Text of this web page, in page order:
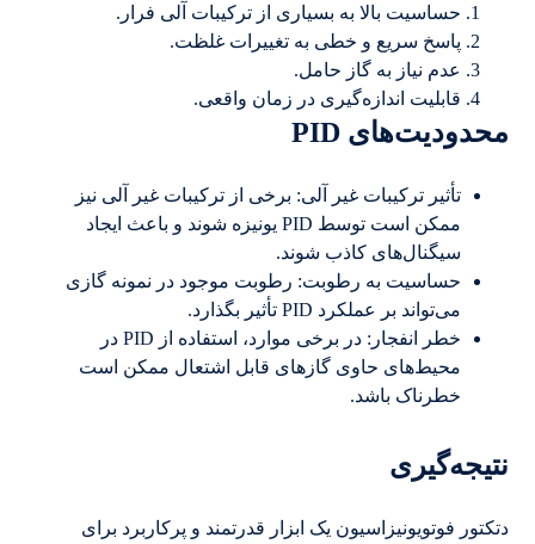
حساسیت بالا به بسیاری از ترکیبات آلی فرار.
پاسخ سریع و خطی به تغییرات غلظت.
عدم نیاز به گاز حامل.
قابلیت اندازه‌گیری در زمان واقعی.
محدودیت‌های PID
تأثیر ترکیبات غیر آلی: برخی از ترکیبات غیر آلی نیز
ممکن است توسط PID یونیزه شوند و باعث ایجاد
سیگنال‌های کاذب شوند.
حساسیت به رطوبت: رطوبت موجود در نمونه گازی
می‌تواند بر عملکرد PID تأثیر بگذارد.
خطر انفجار: در برخی موارد، استفاده از PID در
محیط‌های حاوی گازهای قابل اشتعال ممکن است
خطرناک باشد.
نتیجه‌گیری
دتکتور فوتویونیزاسیون یک ابزار قدرتمند و پرکاربرد برای